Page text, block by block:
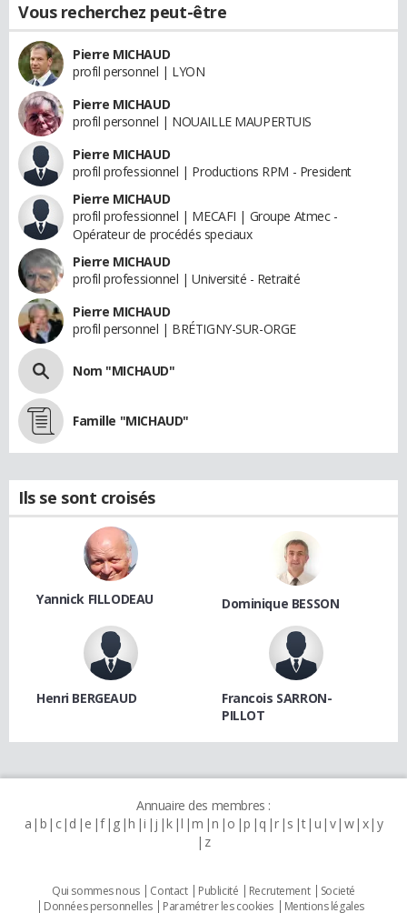
Vous recherchez peut-être
Pierre MICHAUD
profil personnel | LYON
Pierre MICHAUD
profil personnel | NOUAILLE MAUPERTUIS
Pierre MICHAUD
profil professionnel | Productions RPM - President
Pierre MICHAUD
profil professionnel | MECAFI | Groupe Atmec -
Opérateur de procédés speciaux
Pierre MICHAUD
profil professionnel | Université - Retraité
Pierre MICHAUD
profil personnel | BRÉTIGNY-SUR-ORGE
Nom "MICHAUD"
Famille "MICHAUD"
Ils se sont croisés
Yannick FILLODEAU Dominique BESSON
Henri BERGEAUD
Francois SARRON-
PILLOT
Annuaire des membres :
a b c d e f g h i j k l m n o p q r s t u v w x y
z
Qui sommes nous Contact Publicité Recrutement
Societé
Données personnelles
Paramétrer les cookies Mentions légales